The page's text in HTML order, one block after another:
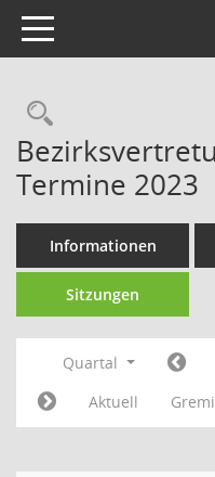
Toggle navigation
Termine 2023
Informationen
Sitzungen
Quartal
Aktuell